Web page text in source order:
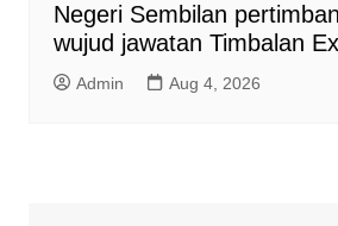
Negeri Sembilan
wujud jawatan Timbalan
Admin Aug 4, 2026